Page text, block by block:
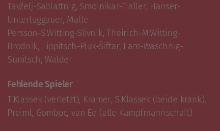
Tavželj-Sablattnig, Smolnikar-Tialler, Hanser-
Unterluggauer, Malle
Persson-S.Witting-Slivnik, Theirich-M.Witting-
Brodnik, Lippitsch-Piuk-Šiftar, Lam-Waschnig-
Sunitsch, Walder
Fehlende Spieler
T.Klassek (verletzt), Kramer, S.Klassek (beide krank),
Preiml, Gomboc, van Ee (alle Kampfmannschaft)